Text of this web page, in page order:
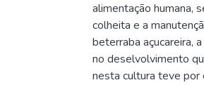
alimentação humana,
colheita e a
beterraba açucareira,
no deselvolvimento
nesta cultura teve por